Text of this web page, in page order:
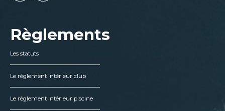
Règlements
Les statuts
Le règlement intérieur club
Le règlement intérieur piscine